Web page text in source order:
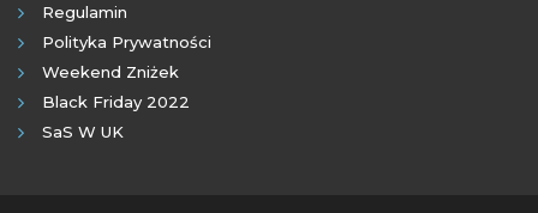
Regulamin
Polityka Prywatności
Weekend Zniżek
Black Friday 2022
SaS W UK